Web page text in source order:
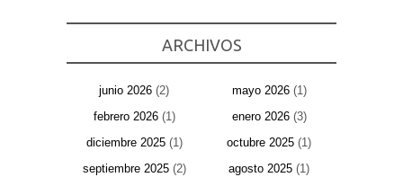
ARCHIVOS
junio 2026 (2) mayo 2026(1)
febrero 2026(1) enero 2026(3)
diciembre 2025(1) octubre 2025 (1)
septiembre 2025(2) agosto 2025 (1)